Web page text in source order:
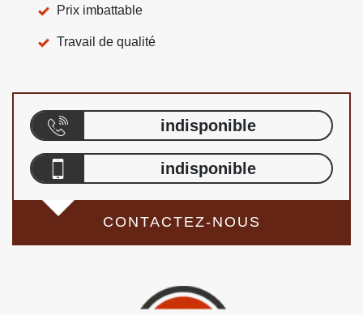
Prix imbattable
Travail de qualité
indisponible
indisponible
CONTACTEZ-NOUS